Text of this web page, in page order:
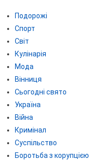
Подорожі
Спорт
Світ
Кулінарія
Мода
Вінниця
Сьогодні свято
Україна
Війна
Кримінал
Суспільство
Боротьба з корупцією